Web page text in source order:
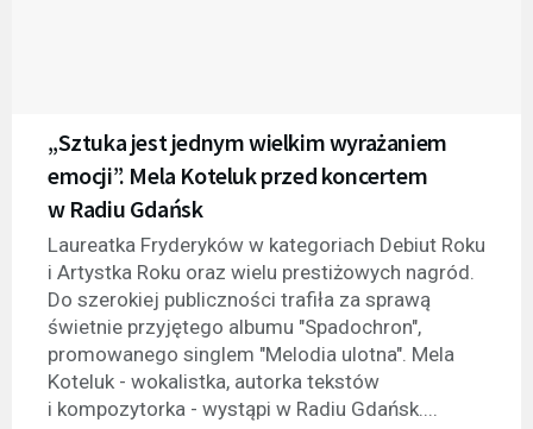
„Sztuka jest jednym wielkim wyrażaniem
emocji”. Mela Koteluk przed koncertem
w Radiu Gdańsk
Laureatka Fryderyków w kategoriach Debiut Roku
i Artystka Roku oraz wielu prestiżowych nagród.
Do szerokiej publiczności trafiła za sprawą
świetnie przyjętego albumu "Spadochron",
promowanego singlem "Melodia ulotna". Mela
Koteluk - wokalistka, autorka tekstów
i kompozytorka - wystąpi w Radiu Gdańsk....